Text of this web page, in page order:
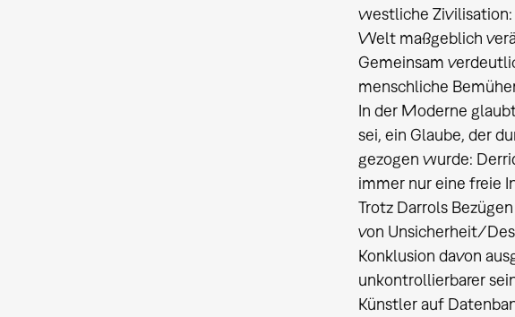
westliche
Welt maßgeblich
Gemeinsam
menschliche
In der Moderne
sei, ein Glaube, der
gezogen wurde:
immer nur eine freie
Trotz Darrols
von Unsicherheit/
Konklusion davon
unkontrollierbarer
Künstler auf